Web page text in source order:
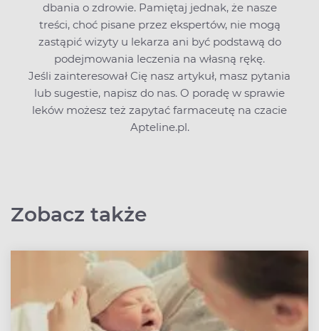
dbania o zdrowie. Pamiętaj jednak, że nasze
treści, choć pisane przez ekspertów, nie mogą
zastąpić wizyty u lekarza ani być podstawą do
podejmowania leczenia na własną rękę.
Jeśli zainteresował Cię nasz artykuł, masz pytania
lub sugestie, napisz do nas. O poradę w sprawie
leków możesz też zapytać farmaceutę na czacie
Apteline.pl.
Zobacz także